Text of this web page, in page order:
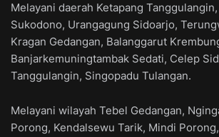
Melayani daerah Ketapang
Sukodono, Urangagung Sidoarjo,
Kragan Gedangan, Balanggarut
Banjarkemuningtambak Sedati, Celep
Tanggulangin, Singopadu Tulangan.
Melayani wilayah Tebel Gedangan,
Porong, Kendalsewu Tarik, Mindi